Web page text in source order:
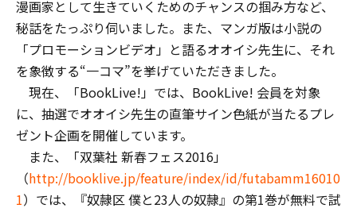
漫画家として生きていくためのチャンスの掴み方など、
秘話をたっぷり伺いました。また、マンガ版は小説の
「プロモーションビデオ」と語るオオイシ先生に、それ
を象徴する“一コマ”を挙げていただきました。
現在、「BookLive!」では、BookLive! 会員を対象
に、抽選でオオイシ先生の直筆サイン色紙が当たるプレ
ゼント企画を開催しています。
また、「双葉社 新春フェス2016」
（http://booklive.jp/feature/index/id/futabamm16010
1）では、『奴隷区 僕と23人の奴隷』の第1巻が無料で試